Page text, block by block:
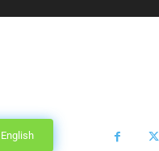
English